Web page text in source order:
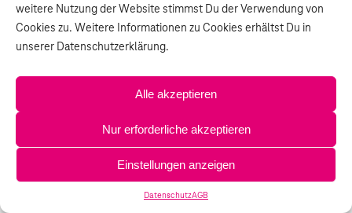
weitere Nutzung der Website stimmst Du der Verwendung von
Cookies zu. Weitere Informationen zu Cookies erhältst Du in
unserer Datenschutzerklärung.
Alle akzeptieren
Nur erforderliche akzeptieren
Einstellungen anzeigen
DatenschutzAGB